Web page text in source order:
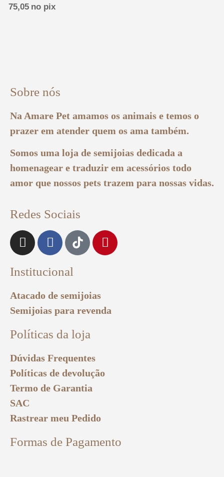
75,05 no pix
Sobre nós
Na Amare Pet amamos os animais e temos o
prazer em atender quem os ama também.
Somos uma loja de semijoias dedicada a
homenagear e traduzir em acessórios todo
amor que nossos pets trazem para nossas vidas.
Redes Sociais
Institucional
Atacado de semijoias
Semijoias para revenda
Políticas da loja
Dúvidas Frequentes
Políticas de devolução
Termo de Garantia
SAC
Rastrear meu Pedido
Formas de Pagamento